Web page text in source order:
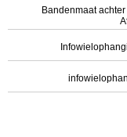
Bandenmaat